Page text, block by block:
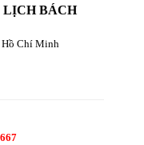
LỊCH BÁCH
Hồ Chí Minh